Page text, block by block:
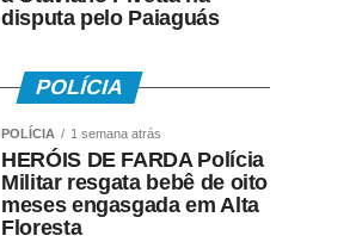
disputa pelo Paiaguás
POLÍCIA
POLÍCIA 1 semana atrás
HERÓIS DE FARDA Polícia
Militar resgata bebê de oito
meses engasgada em Alta
Floresta